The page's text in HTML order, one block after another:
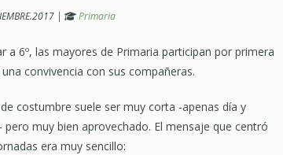
| Primaria
a 6º, las mayores de Primaria participan por primera
convivencia con sus compañeras.
costumbre suele ser muy corta -apenas día y
pero muy bien aprovechado. El mensaje que centró
era muy sencillo: